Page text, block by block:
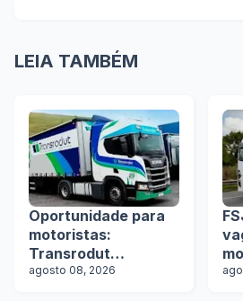
LEIA TAMBÉM
Oportunidade para
motoristas:
Transrodut
Transportes abre
agosto 08, 2026